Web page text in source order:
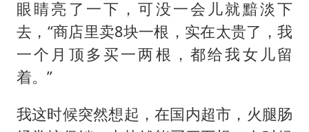
眼睛亮了一下，可没一会儿就黯淡下
去，“商店里卖8块一根，实在太贵了，我
一个月顶多买一两根，都给我女儿留
着。”
我这时候突然想起，在国内超市，火腿肠